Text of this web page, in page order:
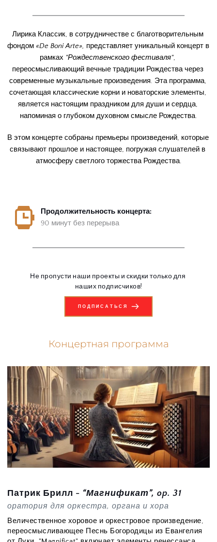
Лирика Классик, в сотрудничестве с благотворительным
фондом «De Boni Arte», представляет уникальный концерт в
рамках "Рождественского фестиваля",
переосмысливающий вечные традиции Рождества через
современные музыкальные произведения. Эта программа,
сочетающая классические корни и новаторские элементы,
является настоящим праздником для души и сердца,
напоминая о глубоком духовном смысле Рождества.
В этом концерте собраны премьеры произведений, которые
связывают прошлое и настоящее, погружая слушателей в
атмосферу светлого торжества Рождества.
Продолжительность концерта:
90 минут без перерыва
Не пропусти наши проекты и скидки только для
наших подписчиков!
ПОДПИСАТЬСЯ
Концертная программа
Патрик Брилл - “Магнификат”, op. 31
оратория для оркестра, органа и хора
Величественное хоровое и оркестровое произведение,
переосмысливающее Песнь Богородицы из Евангелия